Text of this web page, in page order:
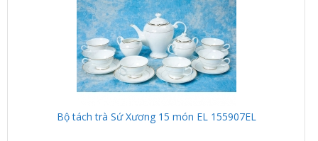
Bộ tách trà Sứ Xương 15 món EL 155907EL